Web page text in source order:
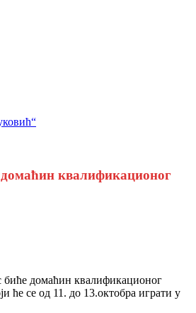
домаћин квалификационог
домаћин квалификационог
ће се од 11. до 13.октобра играти у